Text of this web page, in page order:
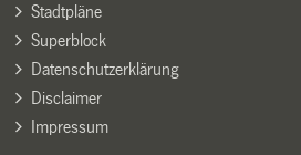
Stadtpläne
Superblock
Datenschutzerklärung
Disclaimer
Impressum